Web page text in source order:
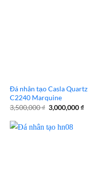
Đá nhân tạo Casla Quartz
C2240 Marquine
3,500,000₫ Giá
gốc
3,500,000 ₫.
3,000,000₫Giá